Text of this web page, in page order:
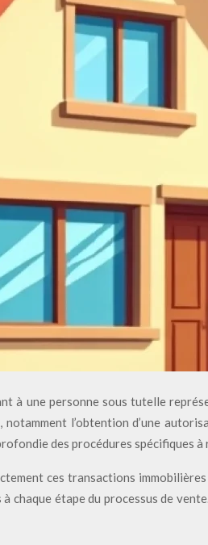
à une personne sous tutelle
l’obtention d’une
des procédures spécifiques à
ces transactions
chaque étape du processus de